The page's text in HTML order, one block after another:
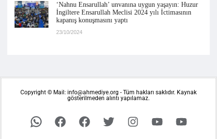
‘Nahnu Ensarullah’ unvanına uygun yaşayın: Huzur
İngiltere Ensarullah Meclisi 2024 yılı İctimasının
kapanış konuşmasını yaptı
23/10/2024
Copyright © Mail: info@ahmediye.org - Tüm hakları saklıdır. Kaynak
gösterilmeden alıntı yapılamaz.